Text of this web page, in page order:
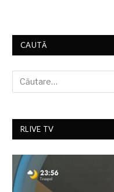
CAUTĂ
RLIVE TV